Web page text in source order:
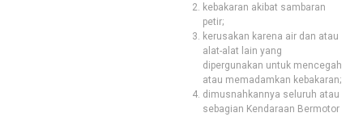
kebakaran akibat sambaran
petir;
kerusakan karena air dan atau
alat-alat lain yang
dipergunakan untuk mencegah
atau memadamkan kebakaran;
dimusnahkannya seluruh atau
sebagian Kendaraan Bermotor